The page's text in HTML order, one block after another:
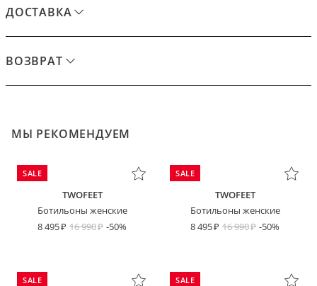
ДОСТАВКА
ВОЗВРАТ
МЫ РЕКОМЕНДУЕМ
SALE
TWOFEET
Ботильоны женские
8 495
16 990 -50%
SALE
TWOFEET
Ботильоны женские
8 495
16 990 -50%
SALE SALE